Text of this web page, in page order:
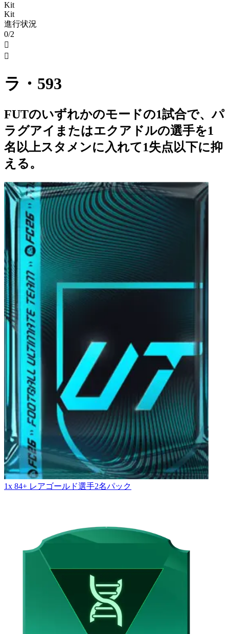
Kit
Kit
進行状況
0/2


ラ・593
FUTのいずれかのモードの1試合で、パ
ラグアイまたはエクアドルの選手を1
名以上スタメンに入れて1失点以下に抑
える。
1x 84+ レアゴールド選手2名パック